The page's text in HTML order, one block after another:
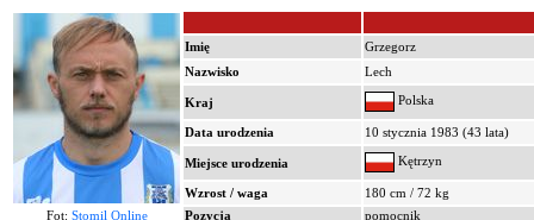
Imię
Grzegorz
Nazwisko
Lech
Kraj Polska
Data urodzenia 10 stycznia 1983 (43 lata)
Miejsce urodzenia Kętrzyn
Wzrost / waga
180 cm / 72 kg
Fot: Stomil Online Pozycja
pomocnik